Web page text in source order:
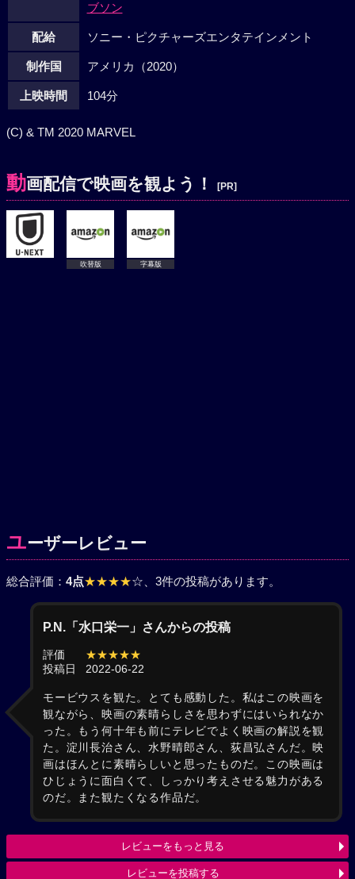
ブソン
配給 ソニー・ピクチャーズエンタテインメント
制作国 アメリカ（2020）
上映時間 104分
(C) & TM 2020 MARVEL
動画配信で映画を観よう！ [PR]
吹替版 字幕版
ユーザーレビュー
総合評価： 4点★★★★☆ 、3件の投稿があります。
P.N.「水口栄一」さんからの投稿
評価
★★★★★
投稿日
2022-06-22
モービウスを観た。とても感動した。私はこの映画を
観ながら、映画の素晴らしさを思わずにはいられなか
った。もう何十年も前にテレビでよく映画の解説を観
た。淀川長治さん、水野晴郎さん、荻昌弘さんだ。映
画はほんとに素晴らしいと思ったものだ。この映画は
ひじょうに面白くて、しっかり考えさせる魅力がある
のだ。また観たくなる作品だ。
レビューをもっと見る
レビューを投稿する